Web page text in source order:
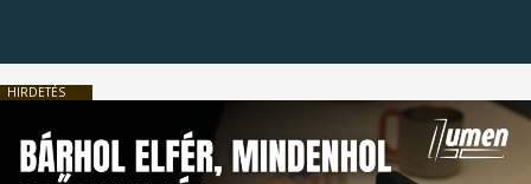
HIRDETÉS